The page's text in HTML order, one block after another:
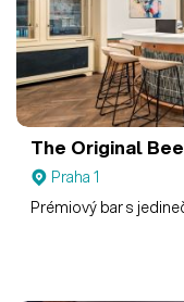
The Original
Praha 1
Prémiový bar s